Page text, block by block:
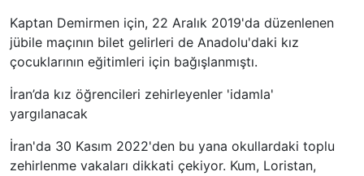
Kaptan Demirmen için, 22 Aralık 2019'da düzenlenen
jübile maçının bilet gelirleri de Anadolu'daki kız
çocuklarının eğitimleri için bağışlanmıştı.
İran’da kız öğrencileri zehirleyenler 'idamla'
yargılanacak
İran'da 30 Kasım 2022'den bu yana okullardaki toplu
zehirlenme vakaları dikkati çekiyor. Kum, Loristan,